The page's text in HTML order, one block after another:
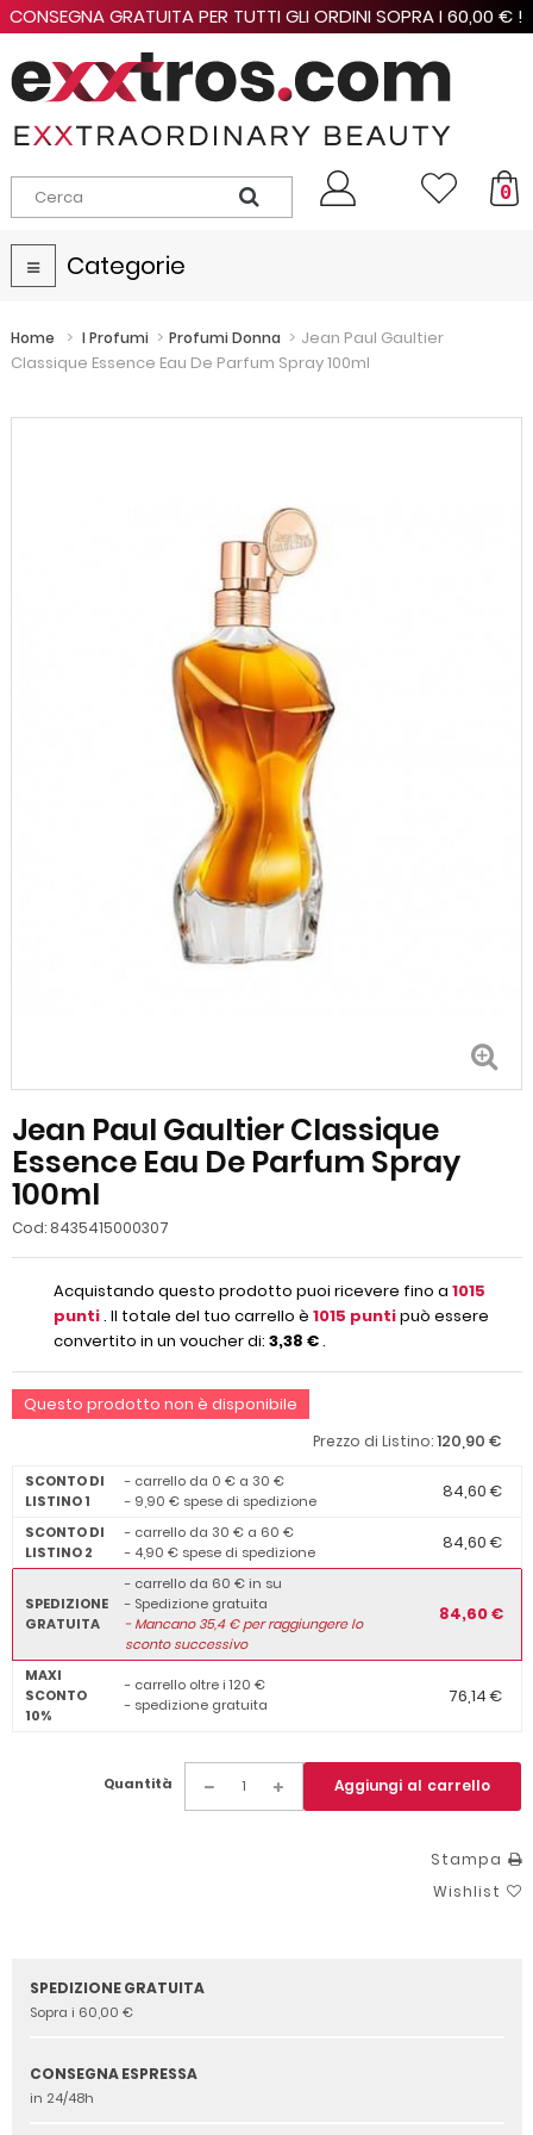
CONSEGNA GRATUITA PER TUTTI GLI ORDINI SOPRA I 60,00 € !
0
Navigazione
Toggle
Categorie
Home > I Profumi > Profumi Donna > Jean Paul Gaultier
Classique Essence Eau De Parfum Spray 100ml
Jean Paul Gaultier Classique
Essence Eau De Parfum Spray
100ml
Cod: 8435415000307
Acquistando questo prodotto puoi ricevere fino a 1015
punti. Il totale del tuo carrello è 1015 puntipuò essere
convertito in un voucher di: 3,38 €.
Questo prodotto non è disponibile
Prezzo di Listino:120,90 €
SCONTO DI
LISTINO 1
- carrello da 0 € a 30 €
- 9,90 € spese di spedizione
84,60 €
SCONTO DI
LISTINO 2
- carrello da 30 € a 60 €
- 4,90 € spese di spedizione
84,60 €
SPEDIZIONE
GRATUITA
- carrello da 60 € in su
- Spedizione gratuita
-Mancano35,4€ per raggiungere lo
sconto successivo
84,60 €
MAXI
SCONTO
10%
- carrello oltre i 120 €
- spedizione gratuita
76,14 €
Quantità Aggiungi al carrello
Stampa
Wishlist
SPEDIZIONE GRATUITA
Sopra i 60,00 €
CONSEGNA ESPRESSA
in 24/48h